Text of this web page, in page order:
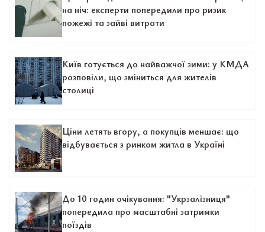
на ніч: експерти попередили про ризик
пожежі та зайві витрати
Київ готується до найважчої зими: у КМДА
розповіли, що зміниться для жителів
столиці
Ціни летять вгору, а покупців меншає: що
відбувається з ринком житла в Україні
До 10 годин очікування: "Укрзалізниця"
попередила про масштабні затримки
поїздів